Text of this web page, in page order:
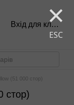
×
ESC
Вхід для клієнтів
(51 000 стор)
стор)